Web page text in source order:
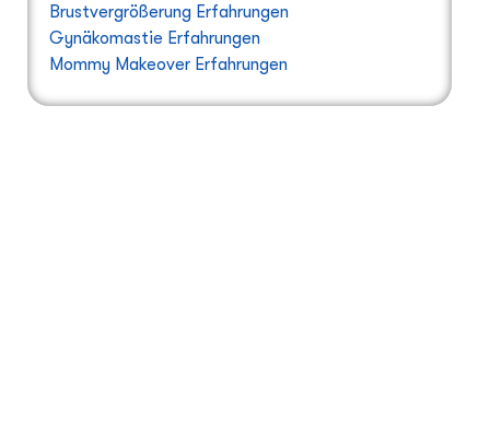
Brustvergrößerung Erfahrungen
Gynäkomastie Erfahrungen
Mommy Makeover Erfahrungen